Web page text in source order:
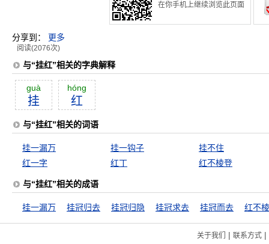
在你手机上继续浏览此页面
分享到： 更多
阅读(2076次)
与“挂红”相关的字典解释
guà
挂
hóng
红
与“挂红”相关的词语
挂一漏万 挂一钩子
挂不住
红一字
红丁 红不棱登
与“挂红”相关的成语
挂一漏万 挂冠归去 挂冠归隐 挂冠求去 挂冠而去 红不
关于我们 | 联系方式|